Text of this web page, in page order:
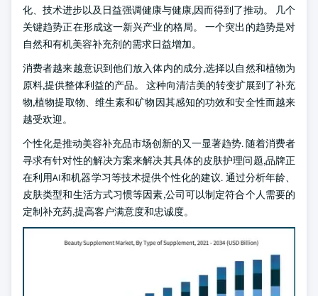
化、技术进步以及日益强调健康与健康,因而得到了推动。 几个
关键趋势正在形成这一新兴产业的格局。 一个突出的趋势是对
自然和有机美容补充剂的需求日益增加。
消费者越来越意识到他们放入体内的成分,选择以自然和植物为
原料,提供整体利益的产品。 这种向清洁美的转变扩展到了补充
物,植物提取物、维生素和矿物因其感知的功效和安全性而越来
越受欢迎。
个性化是推动美容补充品市场创新的又一显著趋势. 随着消费者
寻求有针对性的解决方案来解决其具体的皮肤护理问题,品牌正
在利用AI和机器学习等技术提供个性化的建议. 通过分析年龄、
皮肤类型和生活方式习惯等因素,公司可以制定符合个人需要的
定制补充药,提高客户满意度和忠诚度。